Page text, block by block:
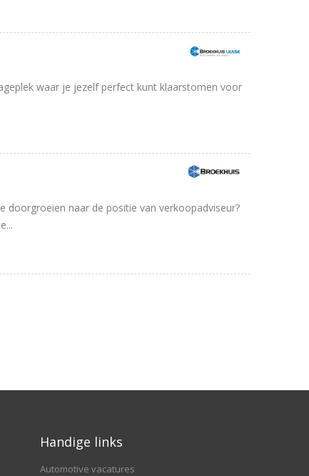
waar je jezelf perfect kunt klaarstomen voor
doorgroeien naar de positie van verkoopadviseur?
Handige links
Automotive vacatures